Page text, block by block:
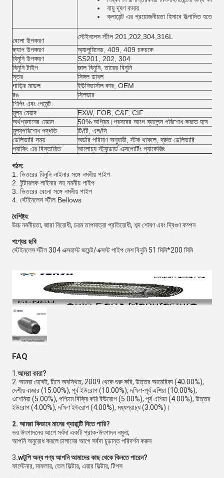
বায়ু দূষণ কমায়
ক্লায়েন্ট এর প্রয়োজনীয়তা হিসাবে উত্পাদিত হতে পারে
বেলো উপকরণ
স্টেইনলেস স্টীল 201,202,304,316L
ক্যাপ উপকরণ
অ্যালুমিনেড, 409, 409 চকচকে
বিনুনি উপকরণ
SS201, 202, 304
বিনুনি টাইপ
জাল বিনুনি, তারের বিনুনি
স্তর
সিঙ্গল ডাবল
গাড়ির মডেল
ইউনিভার্সাল কার, OEM
রঙ
সিলভার
শিপিং এবং পেমেন্ট:
মূল্য মেয়াদ
EXW, FOB, C&F, CIF
অর্থপ্রদানের মেয়াদ
50% অগ্রিম।প্রসবের আগে ব্যালেন্স পরিশোধ করতে হবে
মূল্যপরিশোধ পদ্ধতি
টি/টি, এল/সি
ডেলিভারি সময়
অর্ডার পরিমাণ অনুযায়ী, স্টক থাকলে, দ্রুত ডেলিভারি
প্যাকিং এর বিস্তারিত
আলোচ্য স্ট্যান্ডার্ড এক্সপোর্টিং প্যাকেজিং
গঠন:
1. ভিতরের বিনুনি লাইনার সঙ্গে নমনীয় পাইপ
2. ইন্টারলক লাইনার সহ নমনীয় পাইপ
3. ভিতরের বেলো সঙ্গে নমনীয় পাইপ
4. স্টেইনলেস স্টীল Bellows
বৈশিষ্ট্য:
উচ্চ নমনীয়তা, জারা বিরোধী, চরম তাপমাত্রা প্রতিরোধী, শব্দ শোষণ এবং দ্বিগুণ কম্পন
পণ্যের ছবি
স্টেইনলেস স্টীল 304 এক্সহাস্ট জয়েন্ট/এক্সস্ট পাইপ মেশ বিনুনি 51 মিমি*200 মিমি
FAQ
1. আমরা কারা?
2. আমরা হেবেই, চীনে অবস্থিত, 2009 থেকে শুরু করি, উত্তর আমেরিকা (40.00%),
দেশীয় বাজার (15.00%), পূর্ব ইউরোপ (10.00%), দক্ষিণ-পূর্ব এশিয়া (10.00%),
ওশেনিয়া (5.00%), পশ্চিমে বিক্রি করি ইউরোপ (5.00%), পূর্ব এশিয়া (4.00%), উত্তর
ইউরোপ (4.00%), দক্ষিণ ইউরোপ (4.00%), মধ্যপ্রাচ্য (3.00%)।
2. আমরা কিভাবে মানের গ্যারান্টি দিতে পারি?
ভর উৎপাদনের আগে সর্বদা একটি প্রাক-উৎপাদন নমুনা;
আপনি অনুরোধ করলে চালানের আগে সর্বদা চূড়ান্ত পরিদর্শন করুন
3.wটুপি অন্য পণ্য আপনি আমাদের কাছ থেকে কিনতে পারেন?
ফাস্টেনার, মাফলার, তেল ফিল্টার, এয়ার ফিল্টার, টিপস